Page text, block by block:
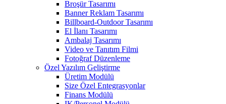
Broşür Tasarımı
Banner Reklam Tasarımı
Billboard-Outdoor Tasarımı
El İlanı Tasarımı
Ambalaj Tasarımı
Video ve Tanıtım Filmi
Fotoğraf Düzenleme
Özel Yazılım Geliştirme
Üretim Modülü
Size Özel Entegrasyonlar
Finans Modülü